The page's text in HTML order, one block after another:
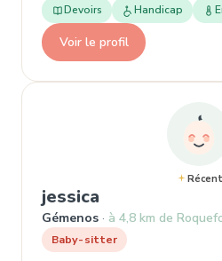
Devoirs Handicap
Voir le profil
Récent
jessica
Gémenos à 4,8 km de
Baby-sitter